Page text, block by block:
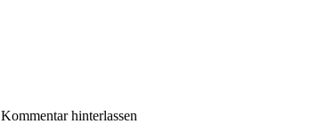
Kommentar hinterlassen